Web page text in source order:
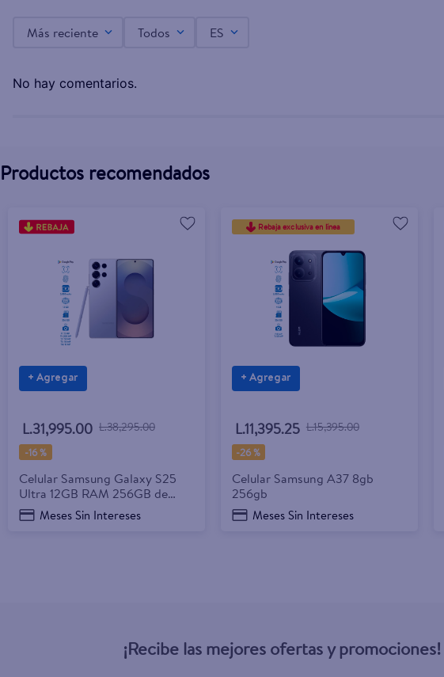
Más reciente Todos ES
No hay comentarios.
Productos recomendados
+ Agregar
L.31,995.00 L.38,295.00
-16 %
Celular Samsung Galaxy S25
Ultra 12GB RAM 256GB de
almacenamiento
Meses Sin Intereses
Rebaja exclusiva en línea
+ Agregar
L.11,395.25 L.15,395.00
-26 %
Celular Samsung A37 8gb
256gb
Meses Sin Intereses
¡Recibe las mejores ofertas y promociones!